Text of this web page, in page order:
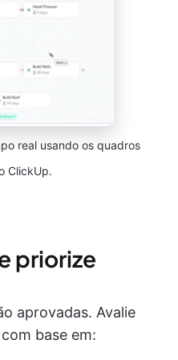
real usando os quadros
ClickUp.
priorize
aprovadas. Avalie
base em: